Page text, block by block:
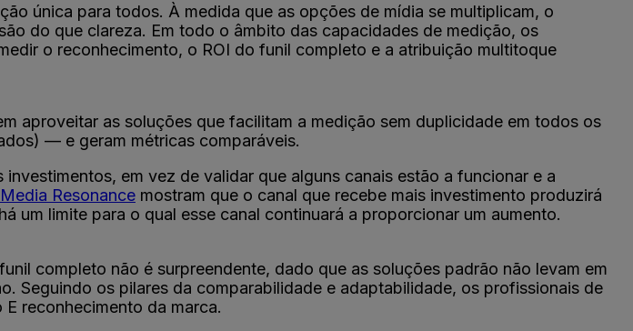
única para todos. À medida que as opções de mídia se multiplicam, o
do que clareza. Em todo o âmbito das capacidades de medição, os
o reconhecimento, o ROI do funil completo e a atribuição multitoque
aproveitar as soluções que facilitam a medição sem duplicidade em todos os
— e geram métricas comparáveis.
em vez de validar que alguns canais estão a funcionar e a
Resonance mostram que o canal que recebe mais investimento produzirá
um limite para o qual esse canal continuará a proporcionar um aumento.
completo não é surpreendente, dado que as soluções padrão não levam em
Seguindo os pilares da comparabilidade e adaptabilidade, os profissionais de
reconhecimento da marca.